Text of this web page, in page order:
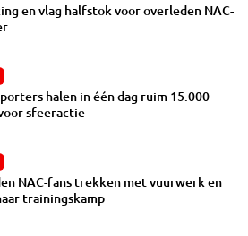
en vlag halfstok voor overleden NAC-
halen in één dag ruim 15.000
sfeeractie
NAC-fans trekken met vuurwerk en
trainingskamp